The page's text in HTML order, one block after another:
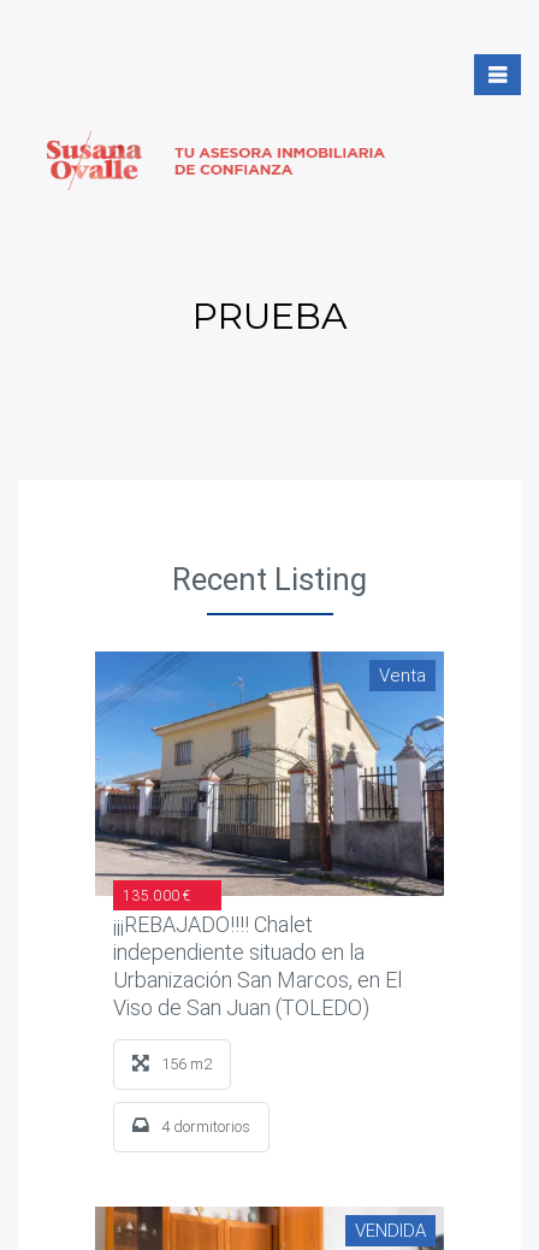
PRUEBA
Recent Listing
Venta
135.000 €
¡¡¡REBAJADO!!!! Chalet
independiente situado en la
Urbanización San Marcos, en El
Viso de San Juan (TOLEDO)
156 m2
4 dormitorios
VENDIDA